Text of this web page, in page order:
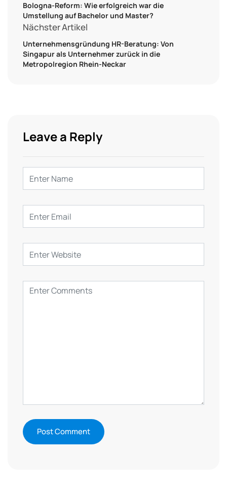
Bologna-Reform: Wie erfolgreich war die
Umstellung auf Bachelor und Master?
Nächster Artikel
Unternehmensgründung HR-Beratung: Von
Singapur als Unternehmer zurück in die
Metropolregion Rhein-Neckar
Leave a Reply